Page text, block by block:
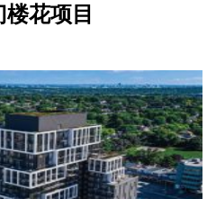
花项目